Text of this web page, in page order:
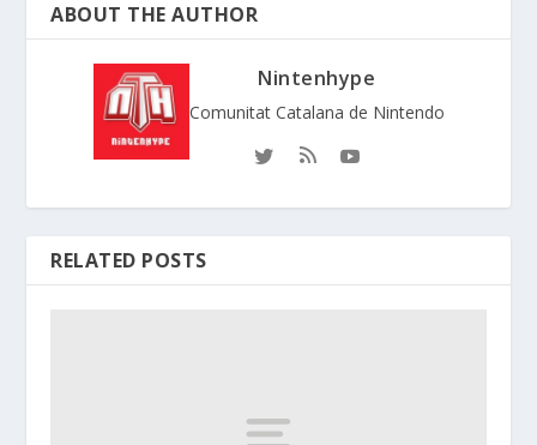
ABOUT THE AUTHOR
Nintenhype
Comunitat Catalana de Nintendo
RELATED POSTS